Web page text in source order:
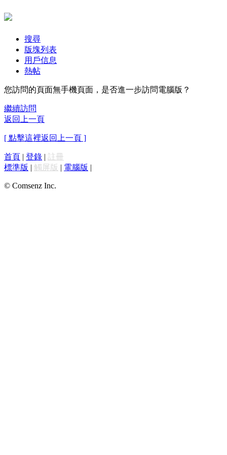
搜尋
版塊列表
用戶信息
熱帖
您訪問的頁面無手機頁面，是否進一步訪問電腦版？
繼續訪問
返回上一頁
[ 點擊這裡返回上一頁 ]
首頁 | 登錄 | 註冊
標準版 | 觸屏版 | 電腦版 |
© Comsenz Inc.